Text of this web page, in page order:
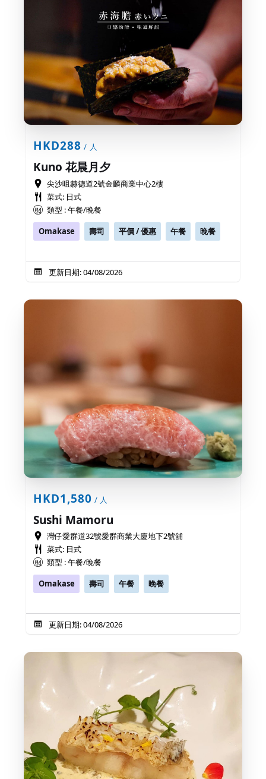
HKD288 / 人
Kuno 花晨月夕
尖沙咀赫德道2號金麟商業中心2樓
菜式: 日式
類型 : 午餐/晚餐
Omakase
壽司 平價 / 優惠 午餐 晚餐
更新日期: 04/08/2026
HKD1,580 / 人
Sushi Mamoru
灣仔愛群道32號愛群商業大廈地下2號舖
菜式: 日式
類型 : 午餐/晚餐
Omakase
壽司 午餐 晚餐
更新日期: 04/08/2026